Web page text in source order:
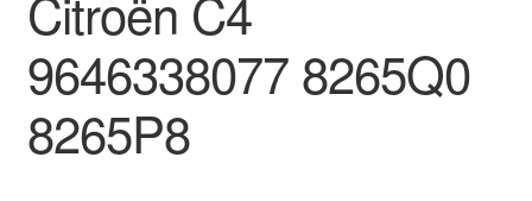
9646338077 8265Q0
8265P8